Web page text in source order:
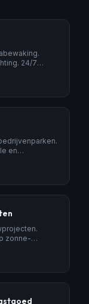
24/7
en
zonne-